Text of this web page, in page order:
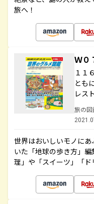
旅へ！
Ｗ
１１
とも
レス
旅の図
世界はおいしいモノに
いた「地球の歩き方」
理」や「スイーツ」「ド